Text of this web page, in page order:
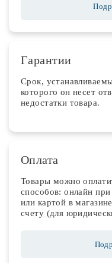
Гарантии
Срок,
которого он несет
недостатки товара.
Оплата
Товары можно
способов: онлайн
или картой в
счету (для